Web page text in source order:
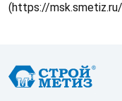
(https://